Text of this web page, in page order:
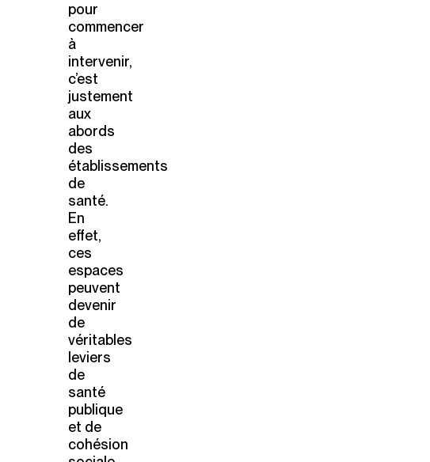
pour
commencer
à
intervenir,
c’est
justement
aux
abords
des
établissements
de
santé.
En
effet,
ces
espaces
peuvent
devenir
de
véritables
leviers
de
santé
publique
et de
cohésion